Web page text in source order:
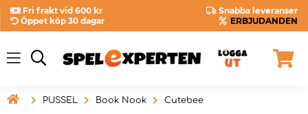
Fri frakt vid 600 kr
Snabba leveranser
Öppet köp 30 dagar
ERBJUDANDEN
 PUSSEL Book Nook Cutebee